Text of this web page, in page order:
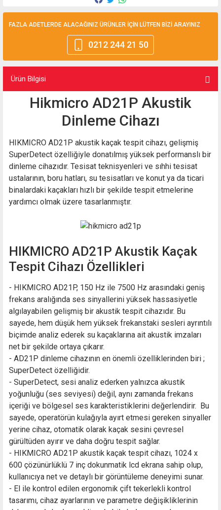
FAZLA ADETLERDE ALACAĞINIZ ÜRÜNLER İÇİN LÜTFEN BİZİ ARAYINIZ
0212 244 21 50
Ürün Bilgisi
Hikmicro AD21P Akustik
Dinleme Cihazı
HIKMICRO AD21P akustik kaçak tespit cihazı, gelişmiş
SuperDetect özelliğiyle donatılmış yüksek performanslı bir
dinleme cihazıdır. Tesisat teknisyenleri ve sıhhi tesisat
ustalarının, boru hatları, su tesisatları ve konut ya da ticari
binalardaki kaçakları hızlı bir şekilde tespit etmelerine
yardımcı olmak üzere tasarlanmıştır.
HIKMICRO AD21P Akustik Kaçak
Tespit Cihazı Özellikleri
- HIKMICRO AD21P, 150 Hz ile 7500 Hz arasındaki geniş
frekans aralığında ses sinyallerini yüksek hassasiyetle
algılayabilen gelişmiş bir akustik tespit cihazıdır. Bu
sayede, hem düşük hem yüksek frekanstaki sesleri ayrıntılı
biçimde analiz ederek su kaçaklarına ait akustik imzaları
net bir şekilde ortaya çıkarır.
- AD21P dinleme cihazının en önemli özelliklerinden biri ;
SuperDetect özelliğidir.
- SuperDetect, sesi analiz ederken yalnızca akustik
yoğunluğu (ses seviyesi) değil, aynı zamanda frekans
içeriği ve bölgesel ses karakteristiklerini değerlendirir. Bu
sayede, operatörün kulağıyla ayırt etmesi gereken sinyaller
yerine cihaz, otomatik olarak kaçak sesini çevresel
gürültüden ayırır ve daha doğru tespit sağlar.
- HIKMICRO AD21P akustik kaçak tespit cihazı, 1024 x
600 çözünürlüklü 7 inç dokunmatik lcd ekrana sahip olup,
kullanıcıya net ve detaylı bir görüntüleme deneyimi sunar.
- El ile kontrol edilen ergonomik çift tekerlekli kontrol
tasarımı, cihaz ayarlarının ve parametre değişikliklerinin